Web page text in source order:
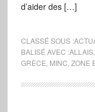
d’aider des […]
CLASSÉ SOUS :
BALISÉ AVEC :ALLAIS,
GRÈCE MINC ZONE